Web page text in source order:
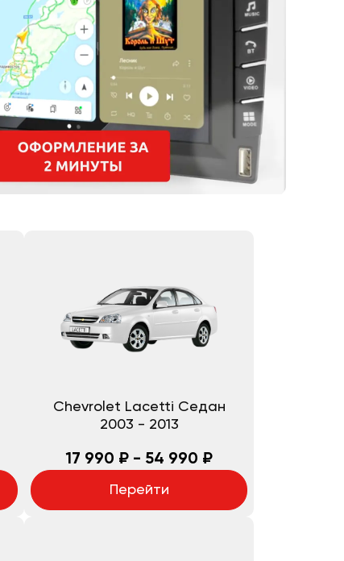
Chevrolet Lacetti Седан
2003 - 2013
17 990 ₽ - 54 990 ₽
Перейти